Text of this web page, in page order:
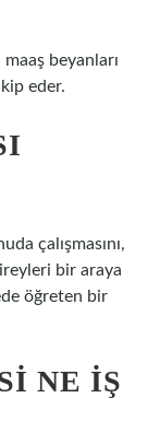
beyanları
eder.
çalışmasını,
bir araya
öğreten bir
NE IŞ